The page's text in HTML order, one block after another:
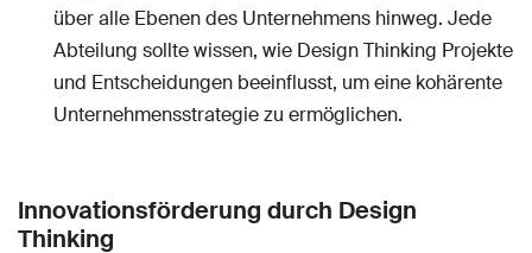
über alle Ebenen des Unternehmens hinweg. Jede
Abteilung sollte wissen, wie Design Thinking Projekte
und Entscheidungen beeinflusst, um eine kohärente
Unternehmensstrategie zu ermöglichen.
Innovationsförderung durch Design
Thinking